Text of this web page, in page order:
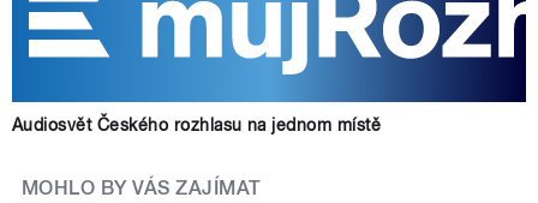
Audiosvět Českého rozhlasu na jednom místě
MOHLO BY VÁS ZAJÍMAT